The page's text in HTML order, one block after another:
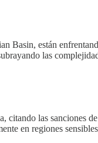
están
las
las sanciones
en regiones